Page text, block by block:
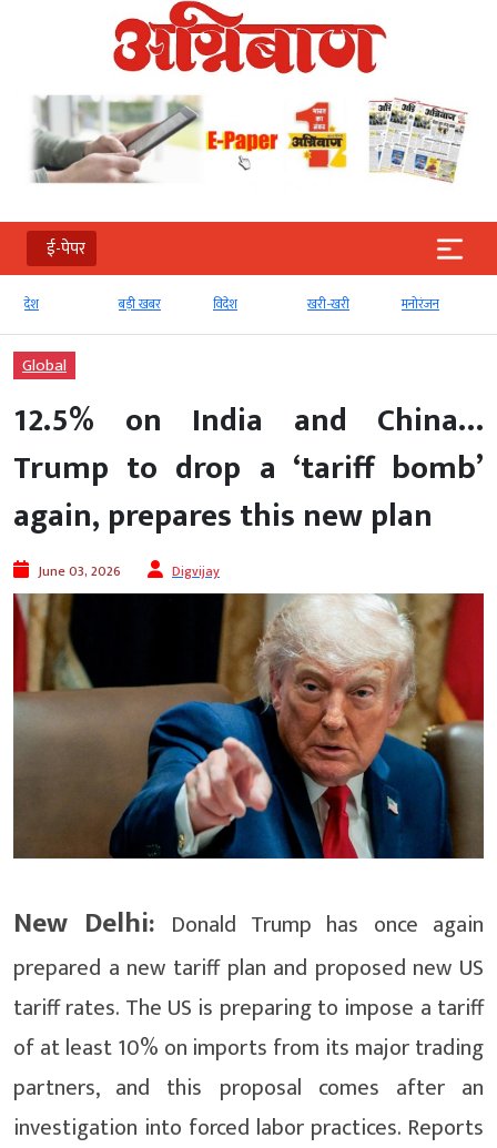
ई-पेपर
बड़ी खबर विदेश खरी-खरी मनोरंजन खेल
Global
12.5% ​​on India and China…
Trump to drop a ‘tariff bomb’
again, prepares this new plan
June 03, 2026 Digvijay
New Delhi: Donald Trump has once again
prepared a new tariff plan and proposed new US
tariff rates. The US is preparing to impose a tariff
of at least 10% on imports from its major trading
partners, and this proposal comes after an
investigation into forced labor practices. Reports